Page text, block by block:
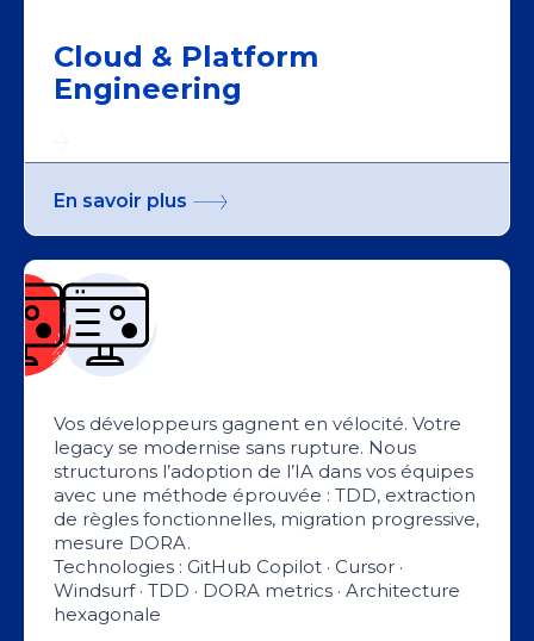
Cloud & Platform
Engineering
En savoir plus
Vos développeurs gagnent en vélocité. Votre
legacy se modernise sans rupture. Nous
structurons l’adoption de l’IA dans vos équipes
avec une méthode éprouvée : TDD, extraction
de règles fonctionnelles, migration progressive,
mesure DORA.
Technologies : GitHub Copilot · Cursor ·
Windsurf · TDD · DORA metrics · Architecture
hexagonale